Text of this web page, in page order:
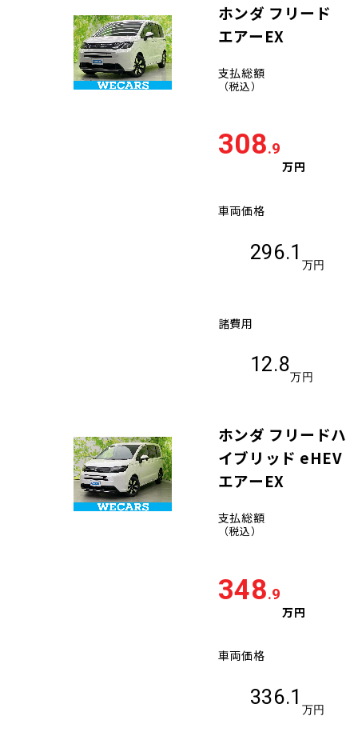
ホンダ フリード
エアーEX
支払総額
（税込）
308.9
万円
車両価格
296.1
万円
諸費用
12.8
万円
ホンダ フリードハ
イブリッド eHEV
エアーEX
支払総額
（税込）
348.9
万円
車両価格
336.1
万円